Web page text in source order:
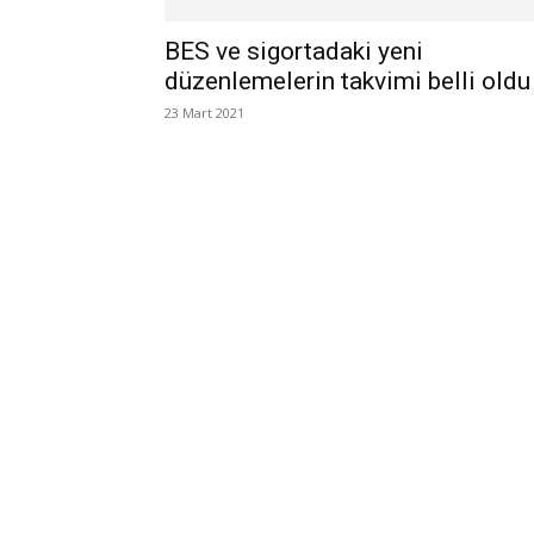
BES ve sigortadaki yeni
düzenlemelerin takvimi belli oldu
23 Mart 2021